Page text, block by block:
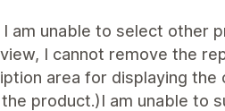
I am unable to select
I cannot remove the
area for displaying
product.)I am unable to